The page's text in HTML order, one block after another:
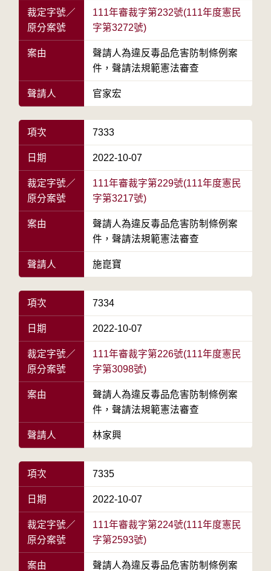
裁定字號／
原分案號
111年審裁字第232號(111年度憲民
字第3272號)
案由
聲請人為違反毒品危害防制條例案
件，聲請法規範憲法審查
聲請人 官家宏
項次 7333
日期 2022-10-07
裁定字號／
原分案號
111年審裁字第229號(111年度憲民
字第3217號)
案由
聲請人為違反毒品危害防制條例案
件，聲請法規範憲法審查
聲請人 施崑寶
項次 7334
日期 2022-10-07
裁定字號／
原分案號
111年審裁字第226號(111年度憲民
字第3098號)
案由
聲請人為違反毒品危害防制條例案
件，聲請法規範憲法審查
聲請人 林家興
項次 7335
日期 2022-10-07
裁定字號／
原分案號
111年審裁字第224號(111年度憲民
字第2593號)
案由
聲請人為違反毒品危害防制條例案